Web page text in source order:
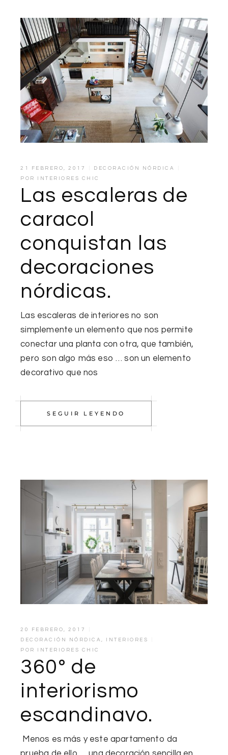
21 FEBRERO, 2017
DECORACIÓN NÓRDICA
POR
INTERIORES CHIC
Las escaleras de
caracol
conquistan las
decoraciones
nórdicas.
Las escaleras de interiores no son
simplemente un elemento que nos permite
conectar una planta con otra, que también,
pero son algo más eso … son un elemento
decorativo que nos
SEGUIR LEYENDO
20 FEBRERO, 2017
DECORACIÓN NÓRDICA,
INTERIORES
POR
INTERIORES CHIC
360º de
interiorismo
escandinavo.
Menos es más y este apartamento da